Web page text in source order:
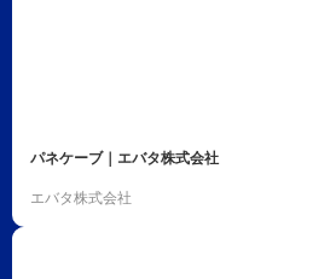
パネケーブ｜エバタ株式会社
エバタ株式会社